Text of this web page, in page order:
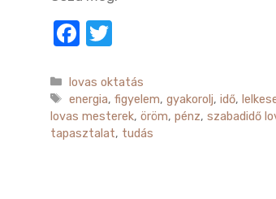
F
c
e
b
it
te
r
Kategória
lovas oktatás
Címkék
energia,figyelem,gyakorolj,idő,
lovas mesterek, öröm, pénz, szabadidő
tapasztalat, tudás